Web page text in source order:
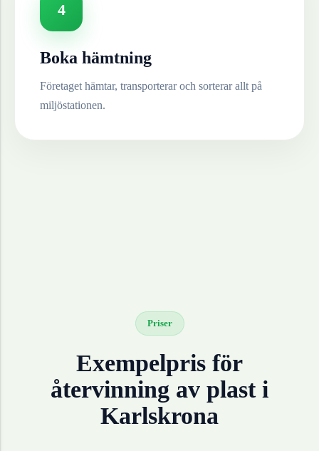
4
Boka hämtning
Företaget hämtar, transporterar och sorterar allt på
miljöstationen.
Priser
Exempelpris för
återvinning av plasti
Karlskrona